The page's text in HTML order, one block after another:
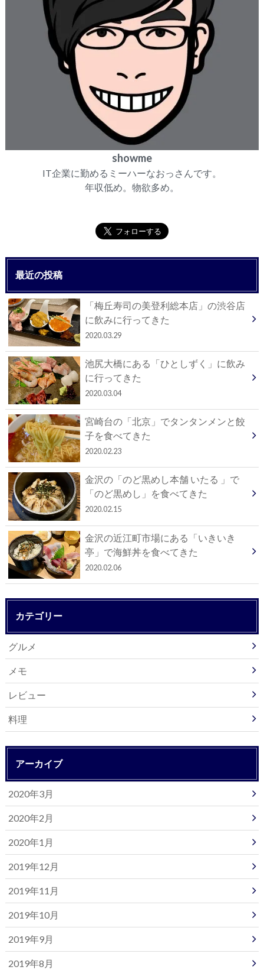
showme
IT企業に勤めるミーハーなおっさんです。
年収低め。物欲多め。
最近の投稿
「梅丘寿司の美登利総本店」の渋谷店
に飲みに行ってきた
2020.03.29
池尻大橋にある「ひとしずく」に飲み
に行ってきた
2020.03.04
宮崎台の「北京」でタンタンメンと餃
子を食べてきた
2020.02.23
金沢の「のど黒めし本舗 いたる 」で
「のど黒めし」を食べてきた
2020.02.15
金沢の近江町市場にある「いきいき
亭」で海鮮丼を食べてきた
2020.02.06
カテゴリー
グルメ
メモ
レビュー
料理
アーカイブ
2020年3月
2020年2月
2020年1月
2019年12月
2019年11月
2019年10月
2019年9月
2019年8月